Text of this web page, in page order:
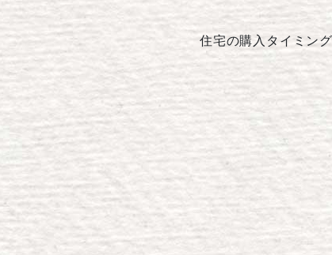
住宅の購入タイミン